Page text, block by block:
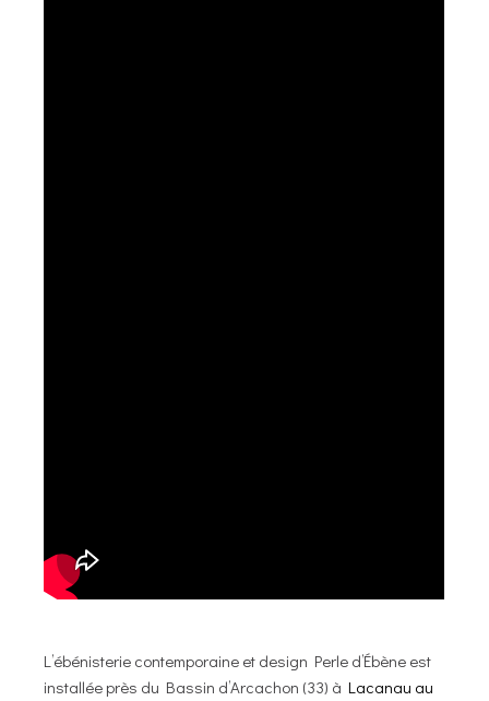
L’ébénisterie contemporaine et design Perle d’Ébène est
installée près du Bassin d’Arcachon (33) àLacanau au